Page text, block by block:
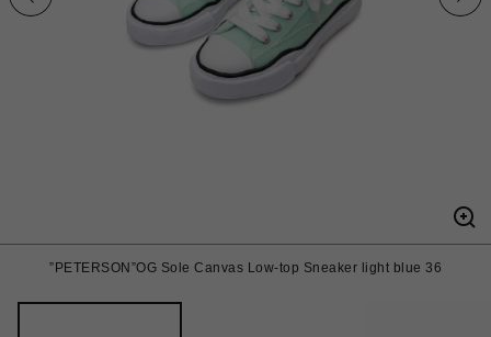
”PETERSON”OG Sole Canvas Low-top Sneaker light blue 36